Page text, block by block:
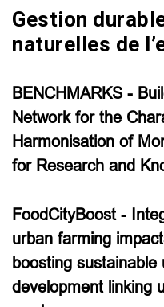
Gestion
naturelles de
BENCHMARKS -
Network for the
Harmonisation of
for Research and
FoodCityBoost -
urban farming
boosting sustainable
development linking